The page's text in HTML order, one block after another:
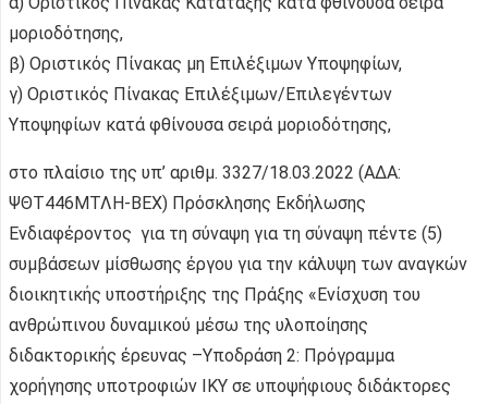
μοριοδότησης,
β) Οριστικός Πίνακας μη Επιλέξιμων Υποψηφίων,
γ) Οριστικός Πίνακας Επιλέξιμων/Επιλεγέντων
Υποψηφίων κατά φθίνουσα σειρά μοριοδότησης,
στο πλαίσιο της υπ’ αριθμ. 3327/18.03.2022 (ΑΔΑ:
ΨΘΤ446ΜΤΛΗ-ΒΕΧ) Πρόσκλησης Εκδήλωσης
Ενδιαφέροντος για τη σύναψη για τη σύναψη πέντε (5)
συμβάσεων μίσθωσης έργου για την κάλυψη των αναγκών
διοικητικής υποστήριξης της Πράξης «Ενίσχυση του
ανθρώπινου δυναμικού μέσω της υλοποίησης
διδακτορικής έρευνας –Υποδράση 2: Πρόγραμμα
χορήγησης υποτροφιών ΙΚΥ σε υποψήφιους διδάκτορες